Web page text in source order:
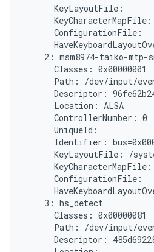
      KeyLayoutFile:
      KeyCharacterMapFile:
      ConfigurationFile:
2: msm8974-taiko-mtp-
      Classes: 0x00000001
Path: /dev/input/
Descriptor:
      Location: ALSA
      ControllerNumber: 0
      UniqueId:
Identifier:
KeyLayoutFile: /
      ConfigurationFile:
    3: hs_detect
      Classes: 0x00000081
Path: /dev/input/
Descriptor: